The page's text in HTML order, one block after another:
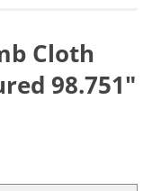
Cloth
98.751"